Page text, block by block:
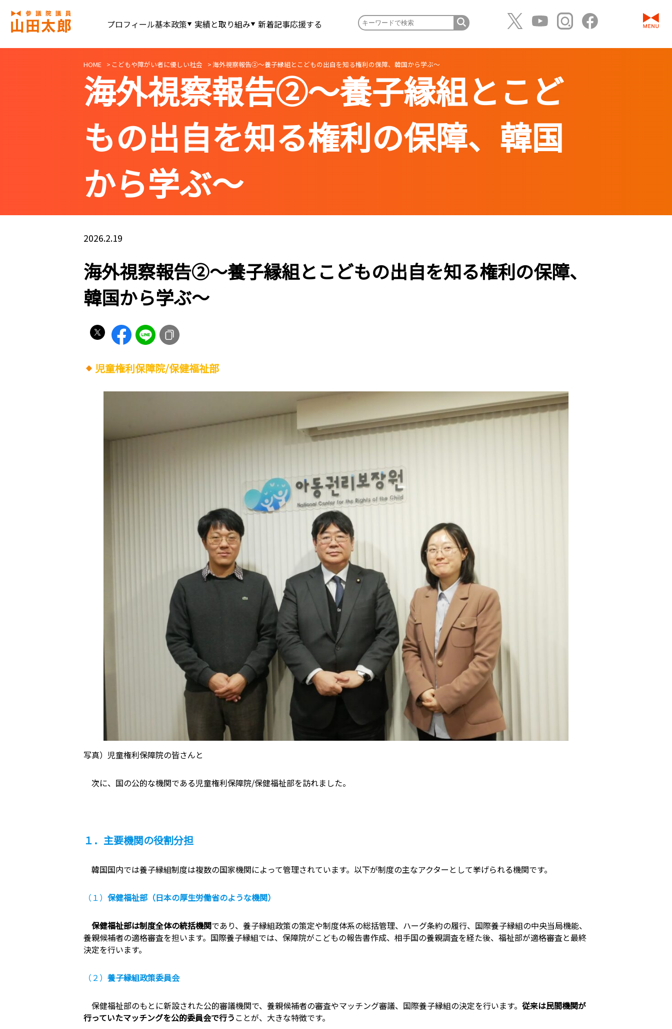
プロフィール基本政策 実績と取り組み 新着記事応援する
HOME こどもや障がい者に優しい社会 海外視察報告②〜養子縁組とこどもの出自を知る権利の保障、韓国から学ぶ〜
海外視察報告②〜養子縁組とこど
もの出自を知る権利の保障、韓国
から学ぶ〜
2026.2.19
海外視察報告②〜養子縁組とこどもの出自を知る権利の保障、
韓国から学ぶ〜
児童権利保障院/保健福祉部
写真）児童権利保障院の皆さんと
次に、国の公的な機関である児童権利保障院/保健福祉部を訪れました。
１．主要機関の役割分担
韓国国内では養子縁組制度は複数の国家機関によって管理されています。以下が制度の主なアクターとして挙げられる機関です。
（１） 保健福祉部（日本の厚生労働省のような機関）
保健福祉部は制度全体の統括機関であり、養子縁組政策の策定や制度体系の総括管理、ハーグ条約の履行、国際養子縁組の中央当局機能、
養親候補者の適格審査を担います。国際養子縁組では、保障院がこどもの報告書作成、相手国の養親調査を経た後、福祉部が適格審査と最終
決定を行います。
（２） 養子縁組政策委員会
保健福祉部のもとに新設された公的審議機関で、養親候補者の審査やマッチング審議、国際養子縁組の決定を行います。 従来は民間機関が
行っていたマッチングを公的委員会で行うことが、大きな特徴です。